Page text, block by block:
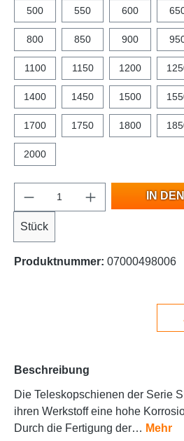
500 550 600
800 850 900
1100 1150 1200
1400 1450 1500
1700 1750 1800
2000
Stück
IN
Produktnummer: 07000498006
Beschreibung
Die Teleskopschienen der Serie
ihren Werkstoff eine hohe
Durch die Fertigung der… Mehr